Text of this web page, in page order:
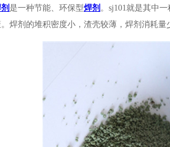
是一种节能、环保型焊剂 。sj101就是其中
焊剂的堆积密度小，渣壳较薄，焊剂消耗